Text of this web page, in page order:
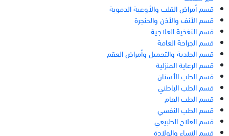
قسم أمراض القلب والأوعية الدموية
قسم الأنف والأذن والحنجرة
قسم التغذية العلاجية
قسم الجراحة العامة
قسم الجلدية والتجميل وأمراض العقم
قسم الرعاية المنزلية
قسم الطب الأسنان
قسم الطب الباطني
قسم الطب العام
قسم الطب النفسي
قسم العلاج الطبيعي
قسم النساء والولادة